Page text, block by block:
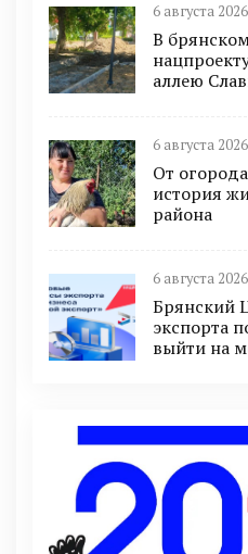
6 августа
В
аллею
6 августа
От
история
района
6 августа
Брянский
экспорта
выйти на